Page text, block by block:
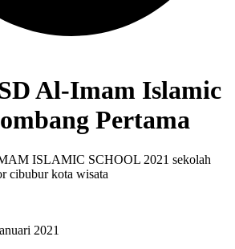
Al-Imam Islamic
Pertama
2021